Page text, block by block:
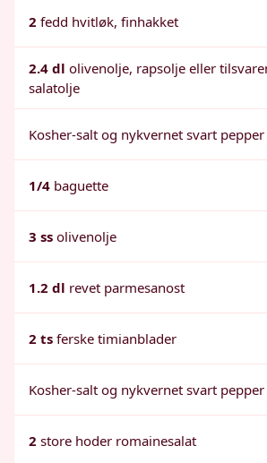
2 fedd hvitløk, finhakket
2.4 dl olivenolje, rapsolje eller
salatolje
Kosher-salt og nykvernet svart pepper
1/4 baguette
3 ss olivenolje
1.2 dl revet parmesanost
2 ts ferske timianblader
Kosher-salt og nykvernet svart pepper
2 store hoder romainesalat